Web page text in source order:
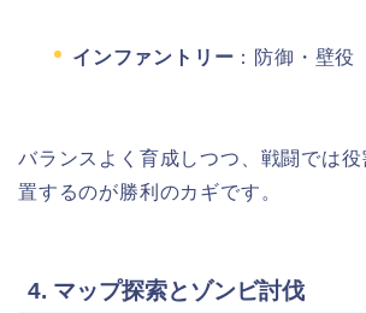
インファントリー ：防御・壁役
バランスよく育成しつつ、戦闘では
置するのが勝利のカギです。
4. マップ探索とゾンビ討伐